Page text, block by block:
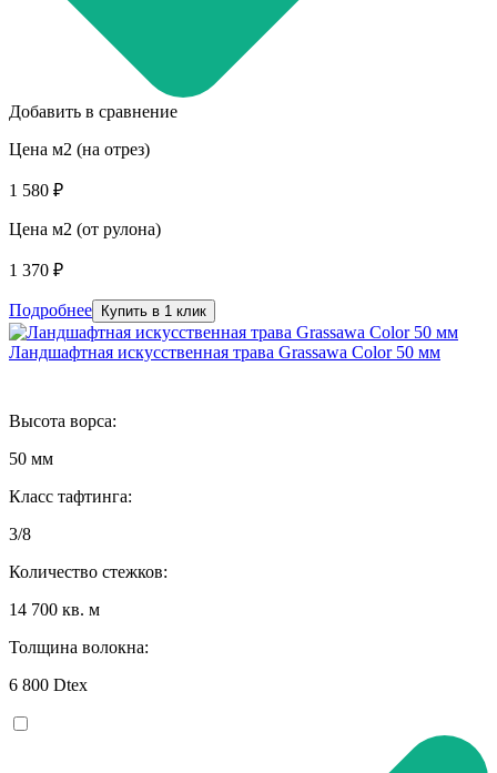
Добавить в сравнение
Цена м2 (на отрез)
1 580 ₽
Цена м2 (от рулона)
1 370 ₽
Подробнее Купить в 1 клик
Ландшафтная искусственная трава Grassawa Color 50 мм
Высота ворса:
50 мм
Класс тафтинга:
3/8
Количество стежков:
14 700 кв. м
Толщина волокна:
6 800 Dtex